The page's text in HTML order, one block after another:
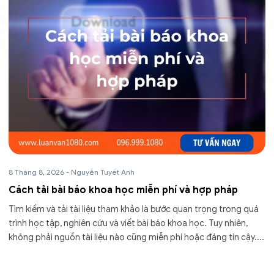
8 Tháng 8, 2026 - Nguyễn Tuyết Anh
Cách tải bài báo khoa học miễn phí và hợp pháp
Tìm kiếm và tải tài liệu tham khảo là bước quan trọng trong quá
trình học tập, nghiên cứu và viết bài báo khoa học. Tuy nhiên,
không phải nguồn tài liệu nào cũng miễn phí hoặc đáng tin cậy....